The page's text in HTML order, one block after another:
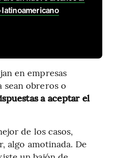
latinoamericano
en empresas
sean obreros o
a aceptar el
de los casos,
algo amotinada. De